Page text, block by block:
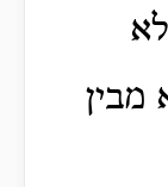
מבין